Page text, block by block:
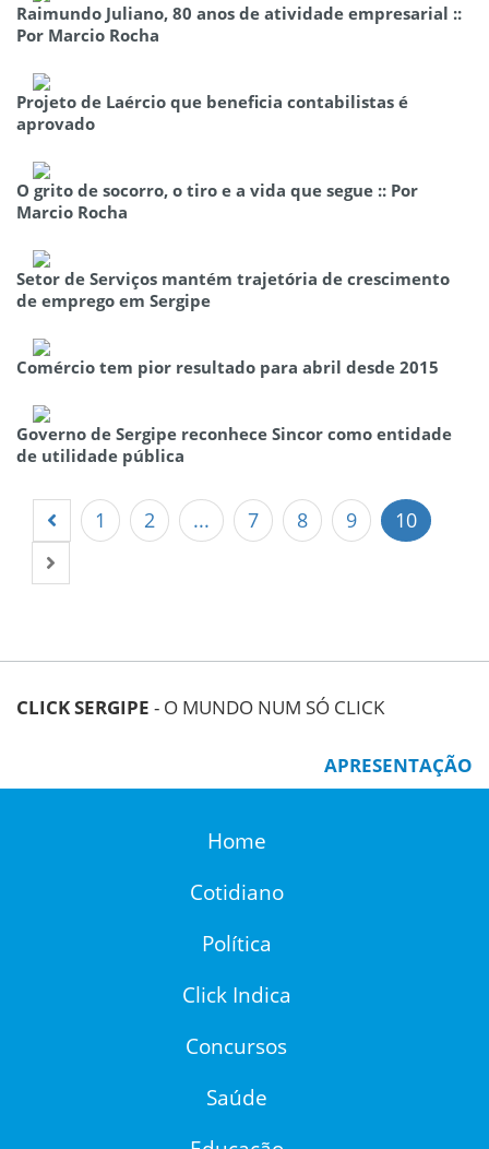
Raimundo Juliano, 80 anos de atividade empresarial ::
Por Marcio Rocha
Projeto de Laércio que beneficia contabilistas é
aprovado
O grito de socorro, o tiro e a vida que segue :: Por
Marcio Rocha
Setor de Serviços mantém trajetória de crescimento
de emprego em Sergipe
Comércio tem pior resultado para abril desde 2015
Governo de Sergipe reconhece Sincor como entidade
de utilidade pública
1 2 ... 7 8 9 10
CLICK SERGIPE - O MUNDO NUM SÓ CLICK
APRESENTAÇÃO
Home
Cotidiano
Política
Click Indica
Concursos
Saúde